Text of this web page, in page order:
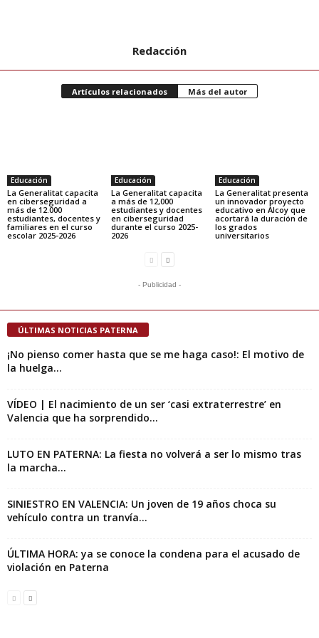
Redacción
Artículos relacionados Más del autor
Educación
La Generalitat capacita
en ciberseguridad a
más de 12.000
estudiantes, docentes y
familiares en el curso
escolar 2025-2026
Educación
La Generalitat capacita
a más de 12,000
estudiantes y docentes
en ciberseguridad
durante el curso 2025-
2026
Educación
La Generalitat presenta
un innovador proyecto
educativo en Alcoy que
acortará la duración de
los grados
universitarios
- Publicidad -
ÚLTIMAS NOTICIAS PATERNA
¡No pienso comer hasta que se me haga caso!: El motivo de
la huelga...
VÍDEO | El nacimiento de un ser ‘casi extraterrestre’ en
Valencia que ha sorprendido...
LUTO EN PATERNA: La fiesta no volverá a ser lo mismo tras
la marcha...
SINIESTRO EN VALENCIA: Un joven de 19 años choca su
vehículo contra un tranvía...
ÚLTIMA HORA: ya se conoce la condena para el acusado de
violación en Paterna